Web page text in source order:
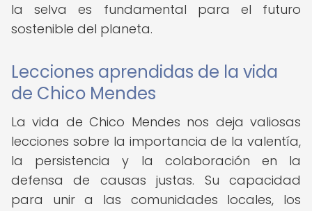
la selva es fundamental para el futuro
sostenible del planeta.
Lecciones aprendidas de la vida
de Chico Mendes
La vida de Chico Mendes nos deja valiosas
lecciones sobre la importancia de la valentía,
la persistencia y la colaboración en la
defensa de causas justas. Su capacidad
para unir a las comunidades locales, los